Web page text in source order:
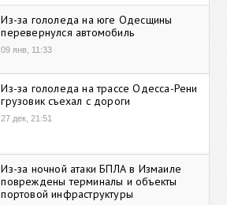
Из-за гололеда на юге Одесщины
перевернулся автомобиль
09 янв, 11:33
Из-за гололеда на трассе Одесса-Рени
грузовик съехал с дороги
27 дек, 21:51
Из-за ночной атаки БПЛА в Измаиле
повреждены терминалы и объекты
портовой инфраструктуры